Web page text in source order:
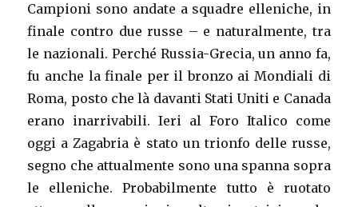
Campioni sono andate a squadre elleniche, in
finale contro due russe – e naturalmente, tra
le nazionali. Perché Russia-Grecia, un anno fa,
fu anche la finale per il bronzo ai Mondiali di
Roma, posto che là davanti Stati Uniti e Canada
erano inarrivabili. Ieri al Foro Italico come
oggi a Zagabria è stato un trionfo delle russe,
segno che attualmente sono una spanna sopra
le elleniche. Probabilmente tutto è ruotato